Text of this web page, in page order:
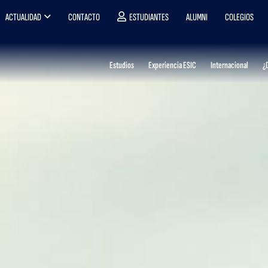
ACTUALIDAD CONTACTO ESTUDIANTES ALUMNI COLEGIOS
Estudios Experiencia ESIC Internacional